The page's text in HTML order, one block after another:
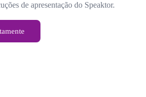
de apresentação do Speaktor.